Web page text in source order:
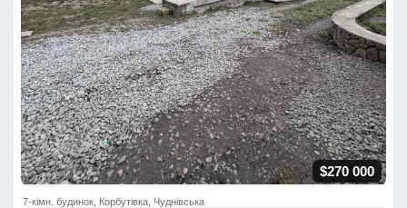
$270 000
7-кімн. будинок, Корбутівка, Чуднівська